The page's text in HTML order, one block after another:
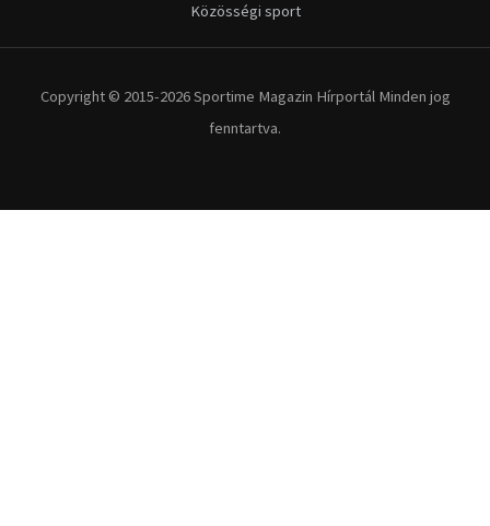
Közösségi sport
Copyright © 2015-2026 Sportime Magazin Hírportál Minden jog
fenntartva.